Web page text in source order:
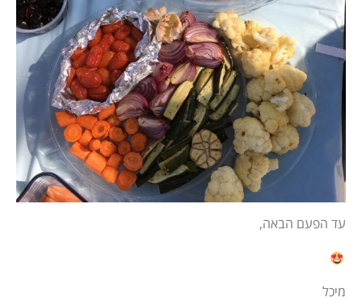
עד הפעם הבאה,
מיכל